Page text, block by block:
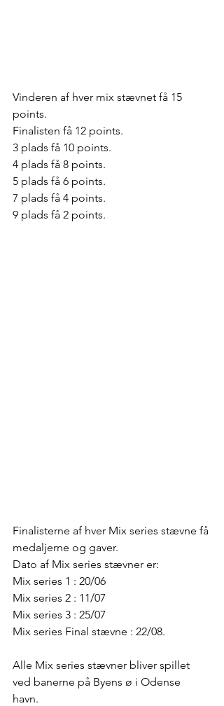
Vinderen af hver mix stævnet få 15
points.
Finalisten få 12 points.
3 plads få 10 points.
4 plads få 8 points.
5 plads få 6 points.
7 plads få 4 points.
9 plads få 2 points.
Finalisterne af hver Mix series stævne få
medaljerne og gaver.
Dato af Mix series stævner er:
Mix series 1 : 20/06
Mix series 2 : 11/07
Mix series 3 : 25/07
Mix series Final stævne : 22/08.
Alle Mix series stævner bliver spillet
ved banerne på Byens ø i Odense
havn.